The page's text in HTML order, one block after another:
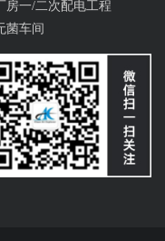
房一/二次配电工程
菌车间